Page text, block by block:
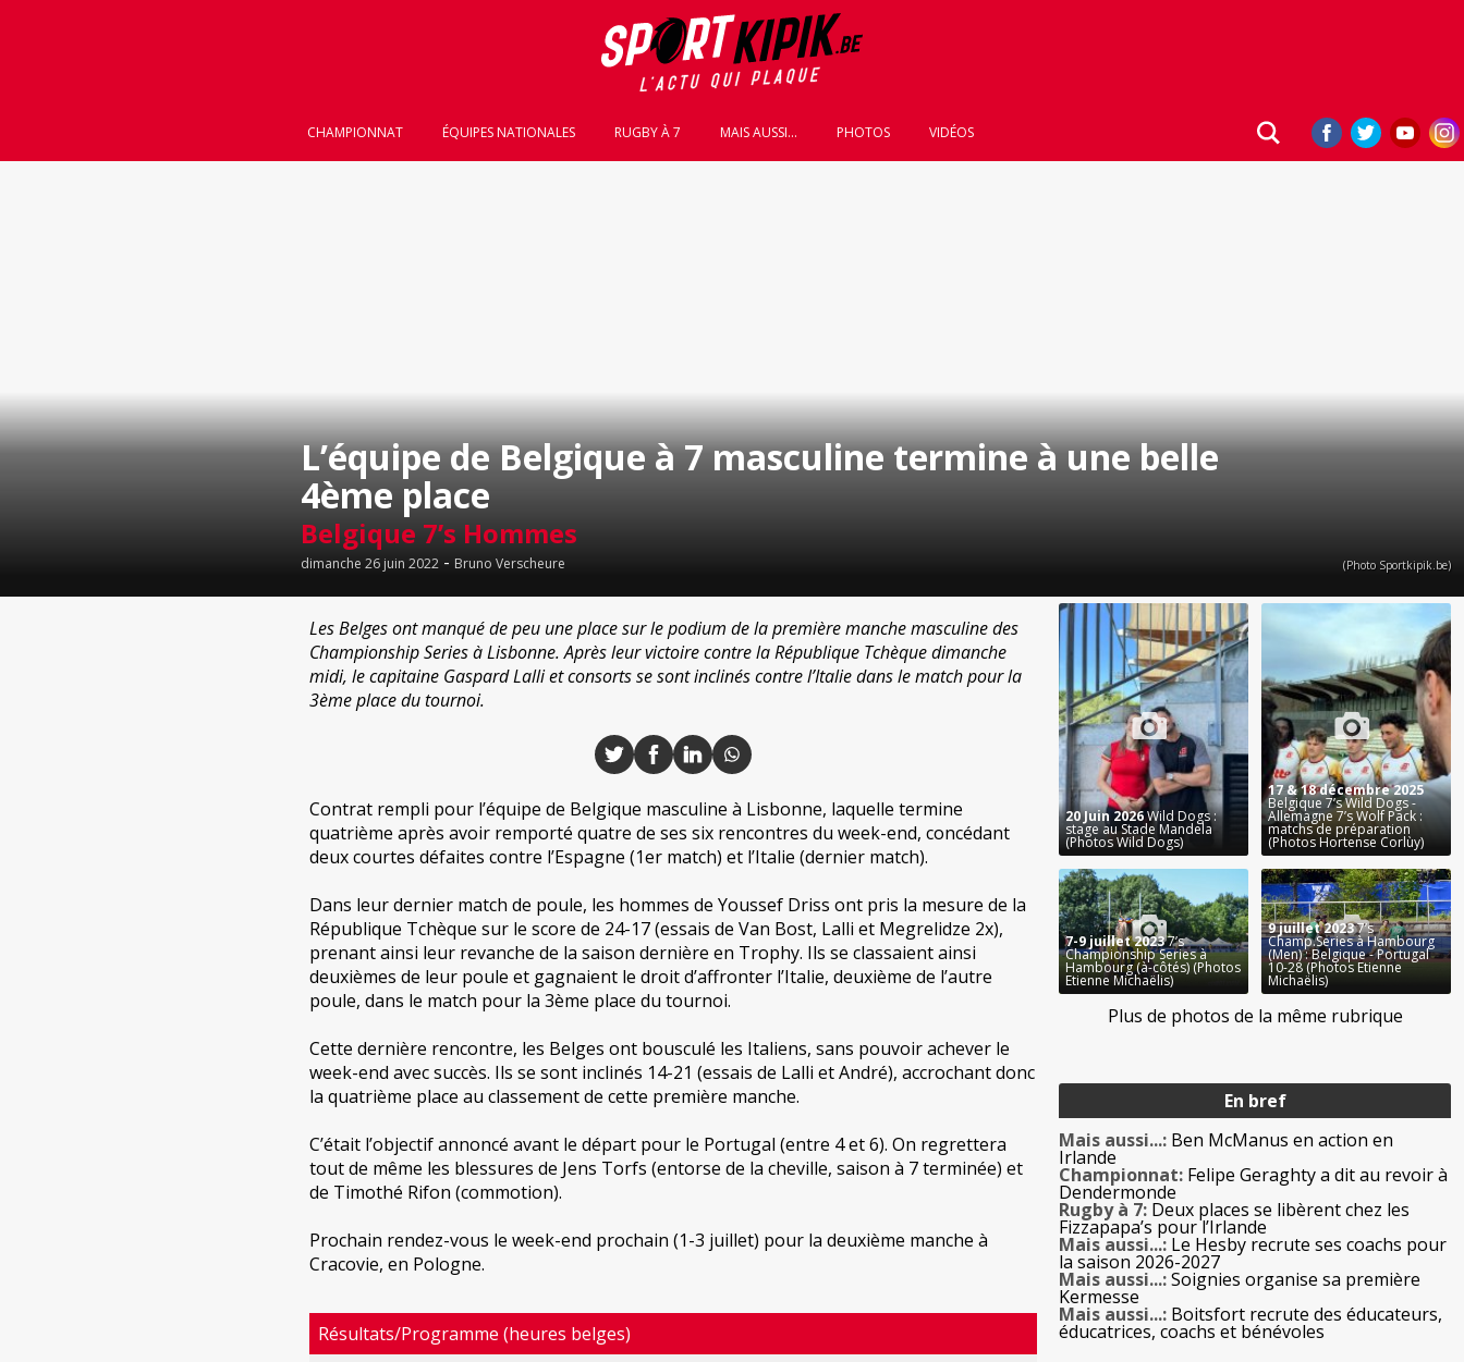
CHAMPIONNAT ÉQUIPES NATIONALES RUGBY À 7 MAIS AUSSI... PHOTOS VIDÉOS
L’équipe de Belgique à 7 masculine termine à une belle
4ème place
Belgique 7’s Hommes
dimanche 26 juin 2022 - Bruno Verscheure (Photo Sportkipik.be)
Les Belges ont manqué de peu une place sur le podium de la première manche masculine des
Championship Series à Lisbonne. Après leur victoire contre la République Tchèque dimanche
midi, le capitaine Gaspard Lalli et consorts se sont inclinés contre l’Italie dans le match pour la
3ème place du tournoi.
Contrat rempli pour l’équipe de Belgique masculine à Lisbonne, laquelle termine
quatrième après avoir remporté quatre de ses six rencontres du week-end, concédant
deux courtes défaites contre l’Espagne (1er match) et l’Italie (dernier match).
Dans leur dernier match de poule, les hommes de Youssef Driss ont pris la mesure de la
République Tchèque sur le score de 24-17 (essais de Van Bost, Lalli et Megrelidze 2x),
prenant ainsi leur revanche de la saison dernière en Trophy. Ils se classaient ainsi
deuxièmes de leur poule et gagnaient le droit d’affronter l’Italie, deuxième de l’autre
poule, dans le match pour la 3ème place du tournoi.
Cette dernière rencontre, les Belges ont bousculé les Italiens, sans pouvoir achever le
week-end avec succès. Ils se sont inclinés 14-21 (essais de Lalli et André), accrochant donc
la quatrième place au classement de cette première manche.
C’était l’objectif annoncé avant le départ pour le Portugal (entre 4 et 6). On regrettera
tout de même les blessures de Jens Torfs (entorse de la cheville, saison à 7 terminée) et
de Timothé Rifon (commotion).
Prochain rendez-vous le week-end prochain (1-3 juillet) pour la deuxième manche à
Cracovie, en Pologne.
Résultats/Programme (heures belges)
En bref
Mais aussi...: Ben McManus en action en
Irlande
Championnat: Felipe Geraghty a dit au revoir à
Dendermonde
Rugby à 7: Deux places se libèrent chez les
Fizzapapa’s pour l’Irlande
Mais aussi...: Le Hesby recrute ses coachs pour
la saison 2026-2027
Mais aussi...:Soignies organise sa première
Kermesse
Mais aussi...: Boitsfort recrute des éducateurs,
éducatrices, coachs et bénévoles
20 Juin 2026Wild Dogs :
stage au Stade Mandela
(Photos Wild Dogs)
17 & 18 décembre 2025
Belgique 7’s Wild Dogs -
Allemagne 7’s Wolf Pack :
matchs de préparation
(Photos Hortense Corlùy)
7-9 juillet 20237’s
Championship Series à
Hambourg (à-côtés) (Photos
Etienne Michaëlis)
9 juillet 20237’s
Champ.Series à Hambourg
(Men) : Belgique - Portugal
10-28 (Photos Etienne
Michaëlis)
Plus de photos de la même rubrique